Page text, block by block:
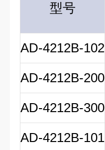
型号
AD-4212B-102
AD-4212B-200
AD-4212B-300
AD-4212B-101